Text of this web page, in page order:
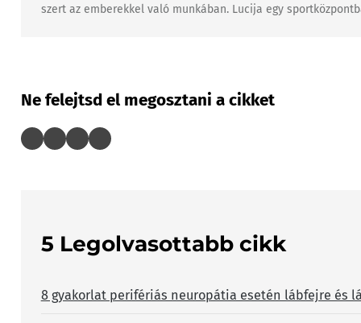
szert az emberekkel való munkában. Lucija egy
Ne felejtsd el megosztani a cikket
5 Legolvasottabb cikk
8 gyakorlat perifériás neuropátia esetén lábfejre és